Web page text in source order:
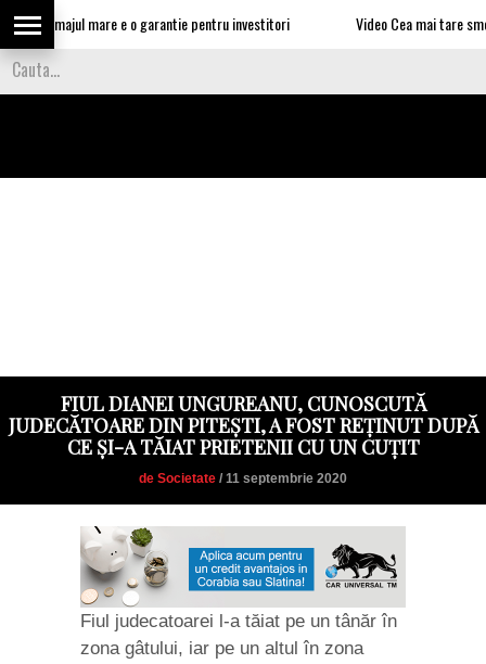
somajul mare e o garantie pentru investitori Video Cea mai tare
FIUL DIANEI UNGUREANU, CUNOSCUTĂ
JUDECĂTOARE DIN PITEȘTI, A FOST REȚINUT DUPĂ
CE ȘI-A TĂIAT PRIETENII CU UN CUȚIT
de Societate / 11 septembrie 2020
Fiul judecatoarei l-a tăiat pe un tânăr în
zona gâtului, iar pe un altul în zona